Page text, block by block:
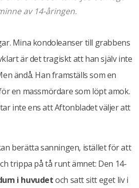
av 14-åringen.
Mina kondoleanser till grabbens
är det tragiskt att han själv inte
ändå. Han framställs som en
en massmördare som löpt amok.
inte ens att Aftonbladet väljer att
berätta sanningen, istället för att
trippa på tå runt ämnet: Den 14-
i huvudetoch satt sitt eget liv i